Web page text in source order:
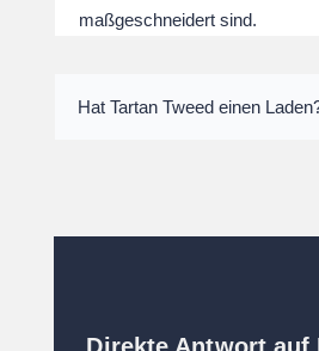
maßgeschneidert sind.
Hat Tartan Tweed einen